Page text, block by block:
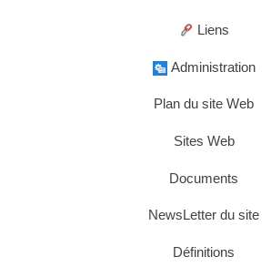
Liens
Administration
Plan du site Web
Sites Web
Documents
NewsLetter du site
Définitions